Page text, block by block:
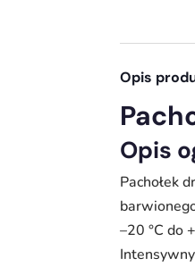
Opis
Opis
Pachołek
–20 °C do